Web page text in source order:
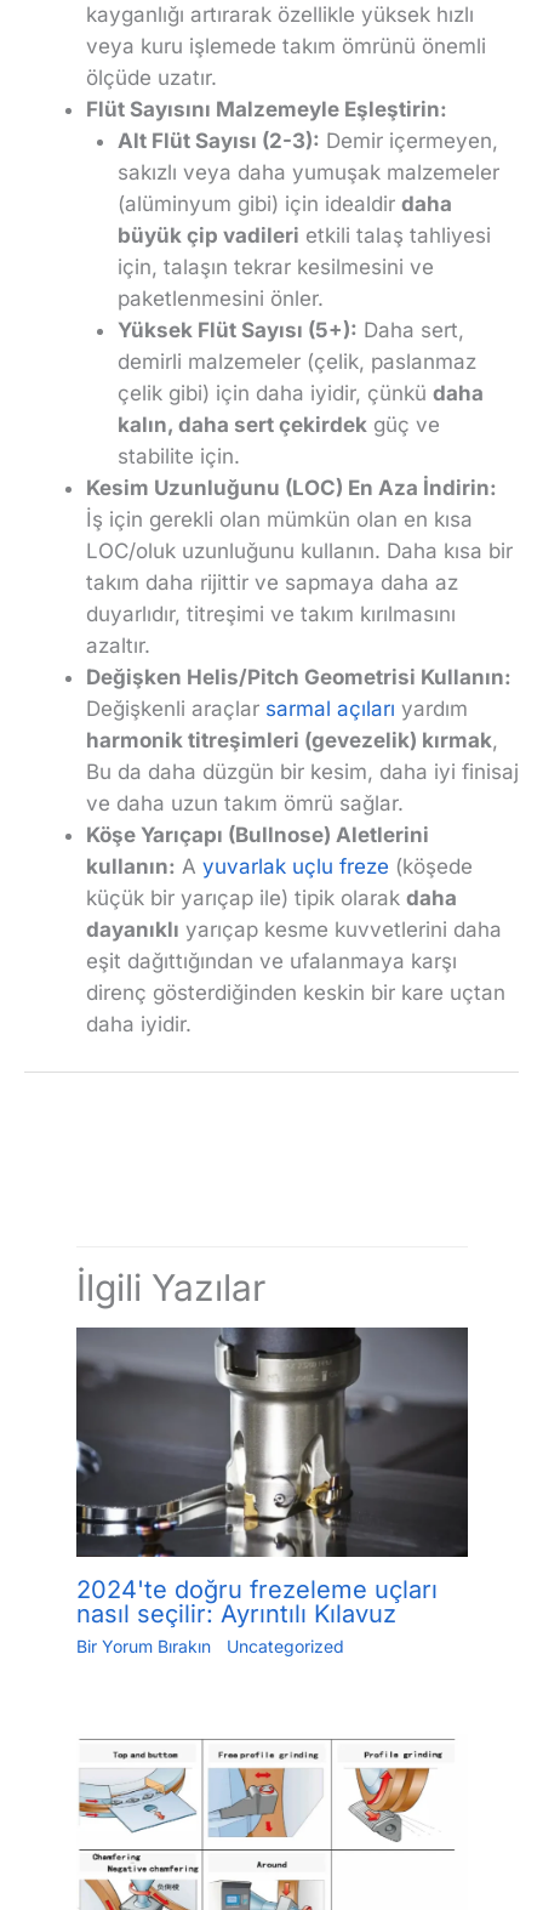
kayganlığı artırarak özellikle yüksek hızlı
veya kuru işlemede takım ömrünü önemli
ölçüde uzatır.
Flüt Sayısını Malzemeyle Eşleştirin:
Alt Flüt Sayısı (2-3): Demir içermeyen,
sakızlı veya daha yumuşak malzemeler
(alüminyum gibi) için idealdir daha
büyük çip vadileri etkili talaş tahliyesi
için, talaşın tekrar kesilmesini ve
paketlenmesini önler.
Yüksek Flüt Sayısı (5+): Daha sert,
demirli malzemeler (çelik, paslanmaz
çelik gibi) için daha iyidir, çünkü daha
kalın, daha sert çekirdekgüç ve
stabilite için.
Kesim Uzunluğunu (LOC) En Aza İndirin:
İş için gerekli olan mümkün olan en kısa
LOC/oluk uzunluğunu kullanın. Daha kısa bir
takım daha rijittir ve sapmaya daha az
duyarlıdır, titreşimi ve takım kırılmasını
azaltır.
Değişken Helis/Pitch Geometrisi Kullanın:
Değişkenli araçlar sarmal açıları yardım
harmonik titreşimleri (gevezelik) kırmak,
Bu da daha düzgün bir kesim, daha iyi finisaj
ve daha uzun takım ömrü sağlar.
Köşe Yarıçapı (Bullnose) Aletlerini
kullanın: A yuvarlak uçlu freze (köşede
küçük bir yarıçap ile) tipik olarak daha
dayanıklı yarıçap kesme kuvvetlerini daha
eşit dağıttığından ve ufalanmaya karşı
direnç gösterdiğinden keskin bir kare uçtan
daha iyidir.
İlgili Yazılar
2024'te doğru frezeleme uçları
nasıl seçilir: Ayrıntılı Kılavuz
Bir Yorum Bırakın Uncategorized